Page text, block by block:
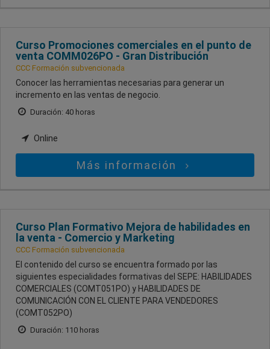
Curso Promociones comerciales en el punto de
venta COMM026PO - Gran Distribución
CCC Formación subvencionada
Conocer las herramientas necesarias para generar un
incremento en las ventas de negocio.
Duración: 40 horas
Online
Más información
Curso Plan Formativo Mejora de habilidades en
la venta - Comercio y Marketing
CCC Formación subvencionada
El contenido del curso se encuentra formado por las
siguientes especialidades formativas del SEPE: HABILIDADES
COMERCIALES (COMT051PO) y HABILIDADES DE
COMUNICACIÓN CON EL CLIENTE PARA VENDEDORES
(COMT052PO)
Duración: 110 horas